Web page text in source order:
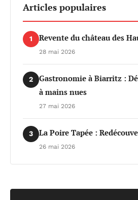
Articles populaires
1 Revente du château des
28 mai 2026
2
Gastronomie à Biarritz :
à mains nues
27 mai 2026
3 La Poire Tapée :
26 mai 2026